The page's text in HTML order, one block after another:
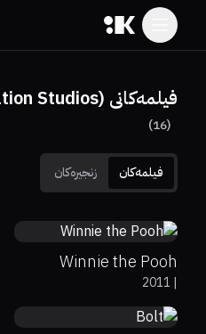
فیلمەکانی (Walt Disney Animation Studios)
(
16
)
فیلمەکان زنجیرەکان 7.1
90%
74%
Winnie the Pooh
|
2011
6.8
89%
67%